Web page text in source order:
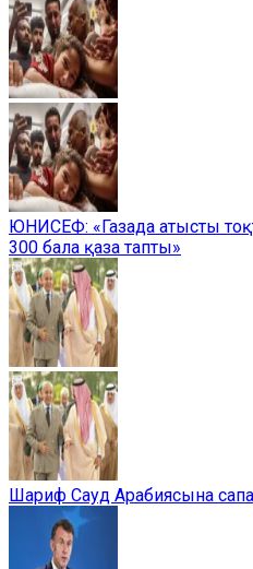
ЮНИСЕФ: «Газада атысты
300 бала қаза тапты»
Шариф Сауд Арабиясына